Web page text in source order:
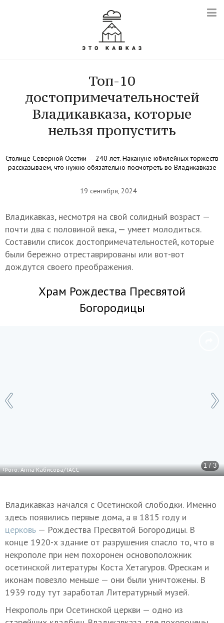
Топ-10
достопримечательностей
Владикавказа, которые
нельзя пропустить
Столице Северной Осетии — 240 лет. Накануне юбилейных торжеств
рассказываем, что нужно обязательно посмотреть во Владикавказе
19 сентября, 2024
Владикавказ, несмотря на свой солидный возраст —
почти два с половиной века, — умеет молодиться.
Составили список достопримечательностей, которые
были бережно отреставрированы или вот-вот
дождутся своего преображения.
Храм Рождества Пресвятой
Богородицы
1 / 3
Фото: Анна Кабисова/ТАСС
Владикавказ начался с Осетинской слободки. Именно
здесь появились первые дома, а в 1815 году и
церковь — Рождества Пресвятой Богородицы. В
конце 1920-х здание от разрушения спасло то, что в
некрополе при нем похоронен основоположник
осетинской литературы Коста Хетагуров. Фрескам и
иконам повезло меньше — они были уничтожены. В
1939 году тут заработал Литературный музей.
Некрополь при Осетинской церкви — одно из